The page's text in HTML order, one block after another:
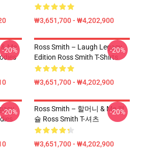
₩3,651,700 - ₩4,202,900
Me
-20%
Ross Smith – Laugh Legacy
Edition Ross Smith T-Shirts
₩3,651,700 - ₩4,202,900
-20%
-20%
Ross Smith – 할머니 & Me 캡
슐 Ross Smith T-셔츠
₩3,651,700 - ₩4,202,900
-20%